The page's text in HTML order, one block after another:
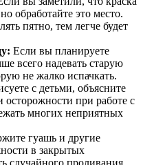
обработайте это место.
пятно, тем легче будет
Если вы планируете
всего надевать старую
не жалко испачкать.
с детьми, объясните
осторожности при работе с
многих неприятных
гуашь и другие
в закрытых
случайного проливания